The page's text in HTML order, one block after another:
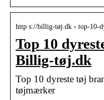
http s://billig-tøj.dk › top-10-
Top 10
Billig-tøj.dk
Top 10 dyreste tøj
tøjmærker